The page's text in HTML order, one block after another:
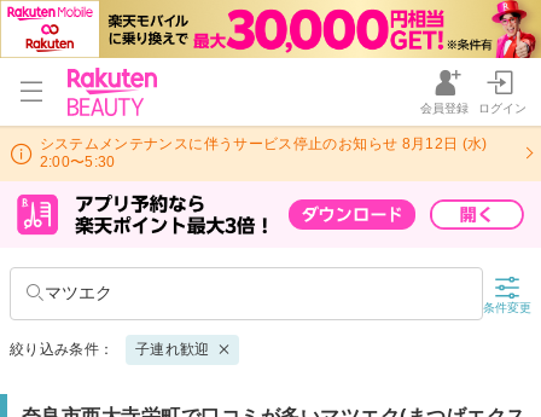
会員登録 ログイン
システムメンテナンスに伴うサービス停止のお知らせ 8月12日 (水)
2:00〜5:30
マツエク
条件変更
絞り込み条件： 子連れ歓迎